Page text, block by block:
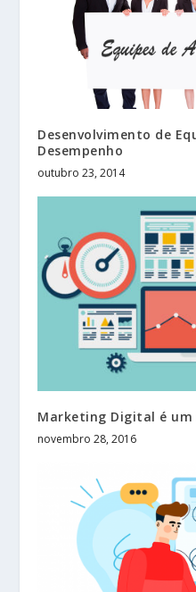
Desenvolvimento de
Desempenho
outubro 23, 2014
Marketing Digital é
novembro 28, 2016